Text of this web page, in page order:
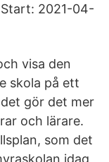
Start: 2021-04-
visa den
skola på ett
gör det mer
och lärare.
som det
idag